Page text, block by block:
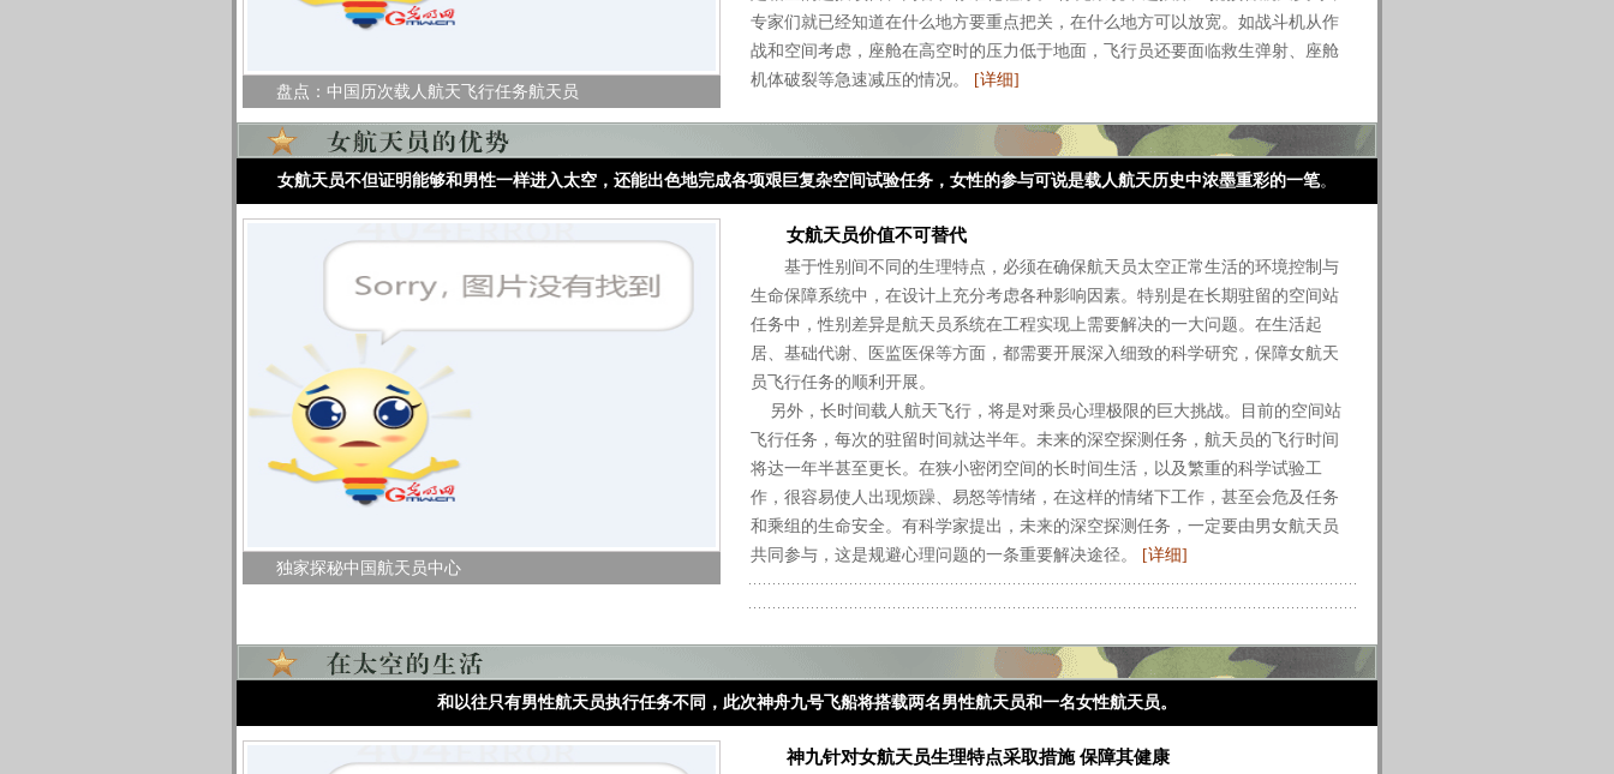
盘点：中国历次载人航天飞行任务航天员
专家们就已经知道在什么地方要重点把关，在什么地方可以放宽。如战斗机从作
战和空间考虑，座舱在高空时的压力低于地面，飞行员还要面临救生弹射、座舱
机体破裂等急速减压的情况。
[详细]
女航天员不但证明能够和男性一样进入太空，还能出色地完成各项艰巨复杂空间试验任务，女性的参与可说是载人航天历史中浓墨重彩的一笔。
独家探秘中国航天员中心
女航天员价值不可替代
基于性别间不同的生理特点，必须在确保航天员太空正常生活的环境控制与
生命保障系统中，在设计上充分考虑各种影响因素。特别是在长期驻留的空间站
任务中，性别差异是航天员系统在工程实现上需要解决的一大问题。在生活起
居、基础代谢、医监医保等方面，都需要开展深入细致的科学研究，保障女航天
员飞行任务的顺利开展。
另外，长时间载人航天飞行，将是对乘员心理极限的巨大挑战。目前的空间站
飞行任务，每次的驻留时间就达半年。未来的深空探测任务，航天员的飞行时间
将达一年半甚至更长。在狭小密闭空间的长时间生活，以及繁重的科学试验工
作，很容易使人出现烦躁、易怒等情绪，在这样的情绪下工作，甚至会危及任务
和乘组的生命安全。有科学家提出，未来的深空探测任务，一定要由男女航天员
共同参与，这是规避心理问题的一条重要解决途径。
[详细]
和以往只有男性航天员执行任务不同，此次神舟九号飞船将搭载两名男性航天员和一名女性航天员。
神九针对女航天员生理特点采取措施 保障其健康